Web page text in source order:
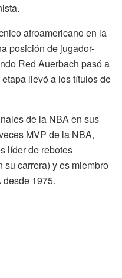
afroamericano en la
posición de jugador-
Red Auerbach pasó a
llevó a los títulos de
de la NBA en sus
MVP de la NBA,
líder de rebotes
su carrera) y es miembro
1975.